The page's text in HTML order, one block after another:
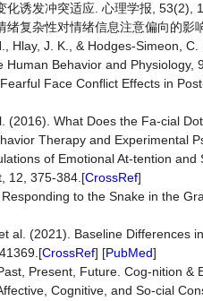
诱发冲突适应. 心理学报, 53(2),
复杂性对情绪信息注意偏向的影
Hlay, J. K., & Hodges-Simeon,
Human Behavior and Physiology,
Face Conflict Effects in
(2016). What Does the Fa-cial
Therapy and Experimental
of Emotional At-tention
12, 375-384.[CrossRef]
to the Snake in the
al. (2021). Baseline Differences
CrossRef] [PubMed]
Present, Future. Cog-nition &
Cognitive, and So-cial